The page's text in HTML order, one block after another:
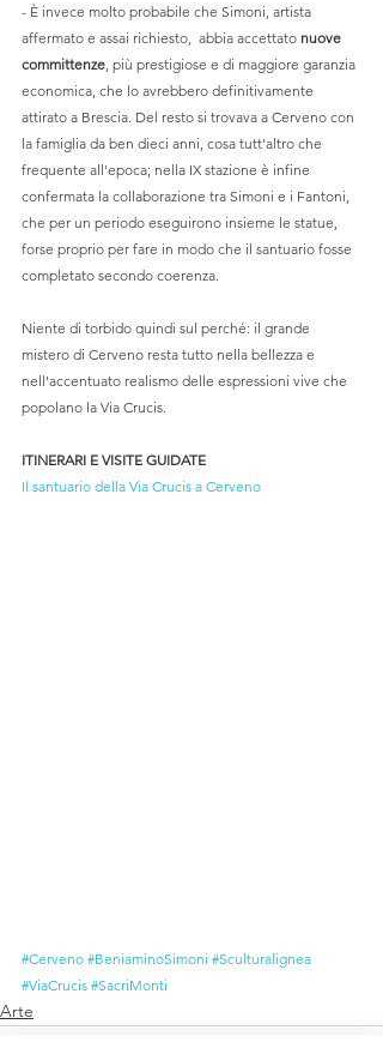
- È invece molto probabile che Simoni, artista
affermato e assai richiesto,  abbia accettato nuove
committenze, più prestigiose e di maggiore garanzia
economica, che lo avrebbero definitivamente
attirato a Brescia. Del resto si trovava a Cerveno con
la famiglia da ben dieci anni, cosa tutt'altro che
frequente all'epoca; nella IX stazione è infine
confermata la collaborazione tra Simoni e i Fantoni,
che per un periodo eseguirono insieme le statue,
forse proprio per fare in modo che il santuario fosse
completato secondo coerenza.
Niente di torbido quindi sul perché: il grande
mistero di Cerveno resta tutto nella bellezza e
nell'accentuato realismo delle espressioni vive che
popolano la Via Crucis.
ITINERARI E VISITE GUIDATE
Il santuario della Via Crucis a Cerveno
#Cerveno #BeniaminoSimoni #Sculturalignea
#ViaCrucis #SacriMonti
Arte